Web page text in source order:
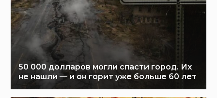
50 000 долларов могли спасти город. Их
не нашли — и он горит уже больше 60 лет